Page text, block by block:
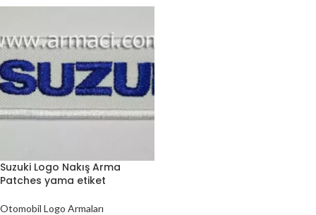
Suzuki Logo Nakış Arma
Patches yama etiket
Otomobil Logo Armaları